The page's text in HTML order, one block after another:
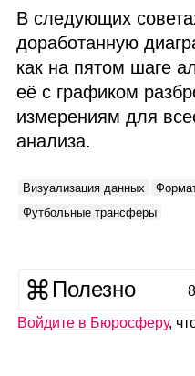
В следующих
доработанную
как на пятом шаге
её с графиком
измерениям для
анализа.
Визуализация данных
Футбольные трансферы
Полезно 8
Войдите в Бюросферу,